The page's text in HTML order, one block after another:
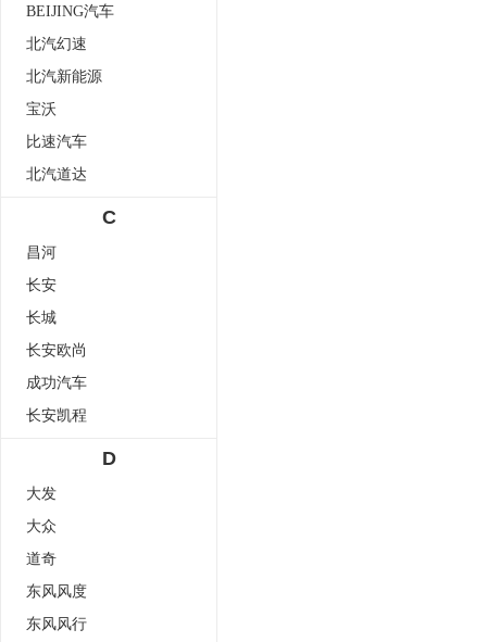
BEIJING汽车
北汽幻速
北汽新能源
宝沃
比速汽车
北汽道达
C
昌河
长安
长城
长安欧尚
成功汽车
长安凯程
D
大发
大众
道奇
东风风度
东风风行